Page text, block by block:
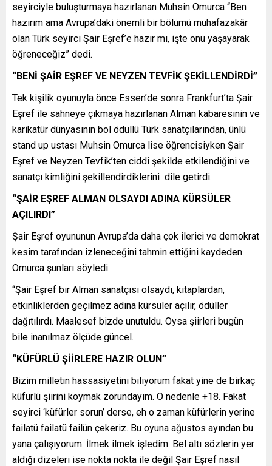
seyirciyle buluşturmaya hazırlanan Muhsin Omurca “Ben
hazırım ama Avrupa’daki önemli bir bölümü muhafazakâr
olan Türk seyirci Şair Eşref’e hazır mı, işte onu yaşayarak
öğreneceğiz” dedi.
“BENİ ŞAİR EŞREF VE NEYZEN TEVFİK ŞEKİLLENDİRDİ”
Tek kişilik oyunuyla önce Essen’de sonra Frankfurt’ta Şair
Eşref ile sahneye çıkmaya hazırlanan Alman kabaresinin ve
karikatür dünyasının bol ödüllü Türk sanatçılarından, ünlü
stand up ustası Muhsin Omurca lise öğrencisiyken Şair
Eşref ve Neyzen Tevfik’ten ciddi şekilde etkilendiğini ve
sanatçı kimliğini şekillendirdiklerini dile getirdi.
“ŞAİR EŞREF ALMAN OLSAYDI ADINA KÜRSÜLER
AÇILIRDI”
Şair Eşref oyununun Avrupa’da daha çok ilerici ve demokrat
kesim tarafından izleneceğini tahmin ettiğini kaydeden
Omurca şunları söyledi:
“Şair Eşref bir Alman sanatçısı olsaydı, kitaplardan,
etkinliklerden geçilmez adına kürsüler açılır, ödüller
dağıtılırdı. Maalesef bizde unutuldu. Oysa şiirleri bugün
bile inanılmaz ölçüde güncel.
“KÜFÜRLÜ ŞİİRLERE HAZIR OLUN”
Bizim milletin hassasiyetini biliyorum fakat yine de birkaç
küfürlü şiirini koymak zorundayım. O nedenle +18. Fakat
seyirci ‘küfürler sorun’ derse, eh o zaman küfürlerin yerine
failatü failatü failün çekeriz. Bu oyuna ağustos ayından bu
yana çalışıyorum. İlmek ilmek işledim. Bel altı sözlerin yer
aldığı dizeleri ise nokta nokta ile değil Şair Eşref nasıl